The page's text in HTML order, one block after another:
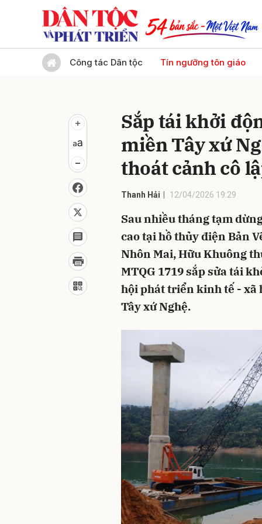
Công tác Dân tộc Tín ngưỡng tôn giáo
Sắp tái khởi
miền Tây xứ
thoát cảnh cô
Thanh Hải 12/04/2026 19:29
Sau nhiều tháng tạm
cao tại hồ thủy điện Bản
Nhôn Mai, Hữu Khuông
MTQG 1719 sắp sửa tái
hội phát triển kinh tế - xã
Tây xứ Nghệ.
Gửi